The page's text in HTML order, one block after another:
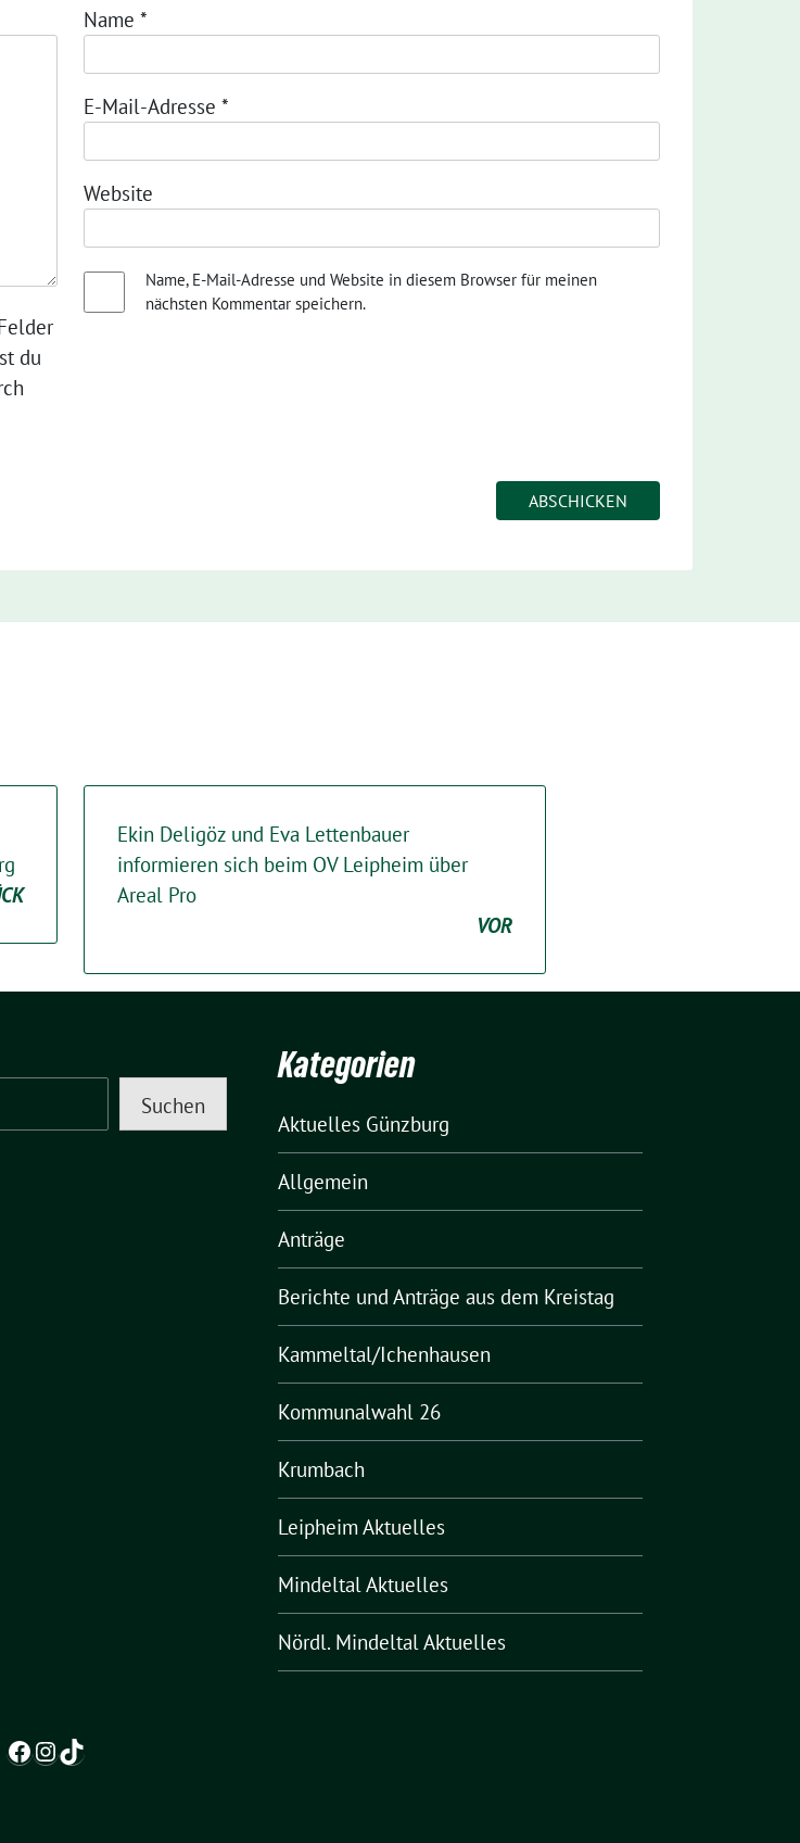
du
Name *
E-Mail-Adresse *
Website
Name, E-Mail-Adresse und Website in diesem Browser für meinen
nächsten Kommentar speichern.
Ekin Deligöz und Eva Lettenbauer
informieren sich beim OV Leipheim über
Areal Pro
VOR
Suchen
Kategorien
Aktuelles Günzburg
Allgemein
Anträge
Berichte und Anträge aus dem Kreistag
Kammeltal/Ichenhausen
Kommunalwahl 26
Krumbach
Leipheim Aktuelles
Mindeltal Aktuelles
Nördl. Mindeltal Aktuelles
Facebook
Instagram
TikTok